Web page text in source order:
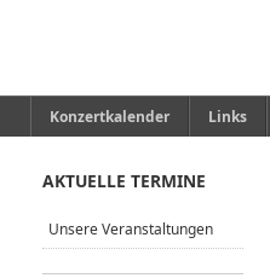
Konzertkalender Links
AKTUELLE TERMINE
Unsere Veranstaltungen